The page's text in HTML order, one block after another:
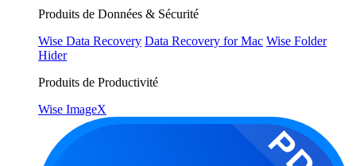
Produits de Données & Sécurité
Wise Data Recovery Data Recovery for Mac Wise Folder
Hider
Produits de Productivité
Wise ImageX